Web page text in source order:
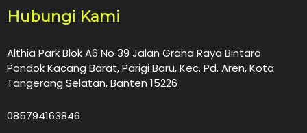
Hubungi Kami
Althia Park Blok A6 No 39 Jalan Graha Raya Bintaro
Pondok Kacang Barat, Parigi Baru, Kec. Pd. Aren, Kota
Tangerang Selatan, Banten 15226
085794163846